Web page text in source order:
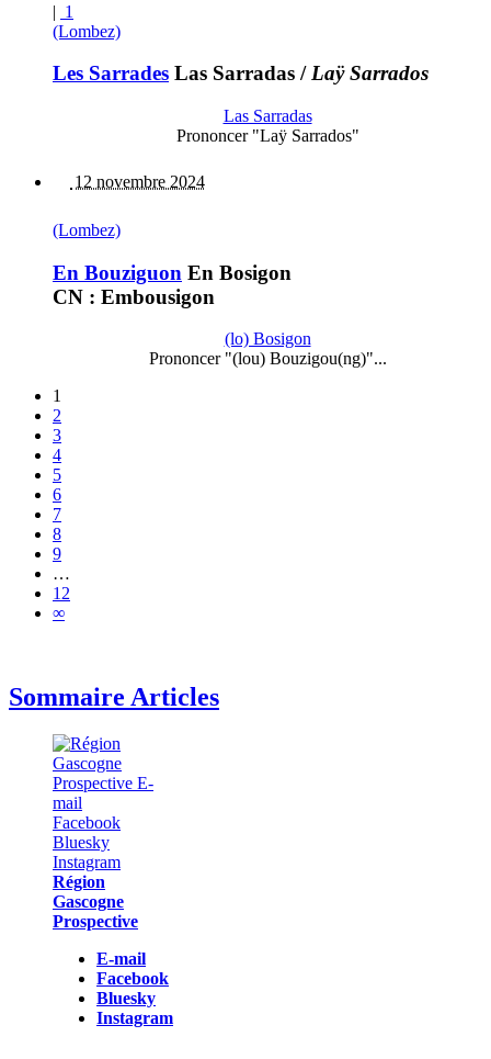
| 1
(Lombez)
Les Sarrades Las Sarradas /Laÿ Sarrados
Las Sarradas
Prononcer "Laÿ Sarrados"
12 novembre 2024
(Lombez)
En Bouziguon En Bosigon
CN : Embousigon
(lo) Bosigon
Prononcer "(lou) Bouzigou(ng)"...
1
2
3
4
5
6
7
8
9
…
12
∞
Sommaire Articles
Région
Gascogne
Prospective
E-mail
Facebook
Bluesky
Instagram